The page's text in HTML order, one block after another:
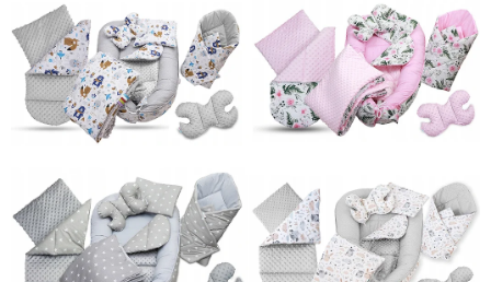
értékelése
5-
ből
0,0
csillag.